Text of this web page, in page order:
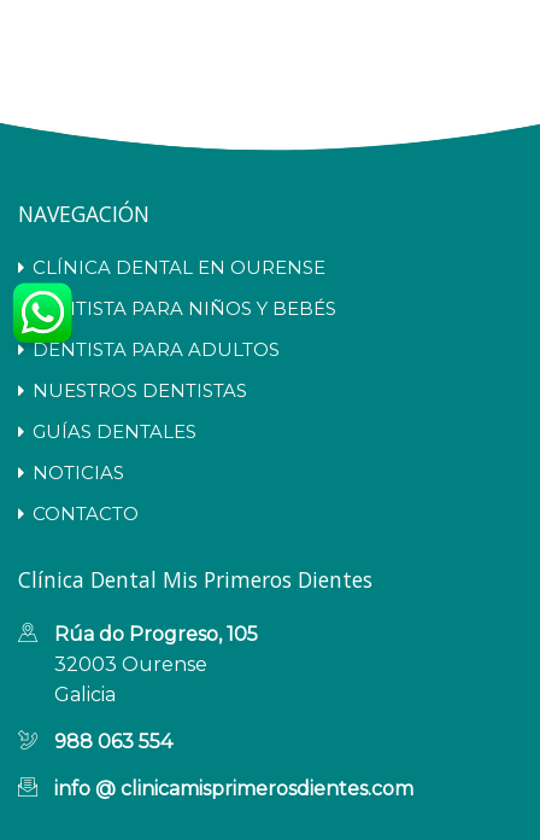
NAVEGACIÓN
CLÍNICA DENTAL EN OURENSE
DENTISTA PARA NIÑOS Y BEBÉS
DENTISTA PARA ADULTOS
NUESTROS DENTISTAS
GUÍAS DENTALES
NOTICIAS
CONTACTO
Clínica Dental Mis Primeros Dientes
Rúa do Progreso, 105
32003 Ourense
Galicia
988 063 554
info @ clinicamisprimerosdientes.com